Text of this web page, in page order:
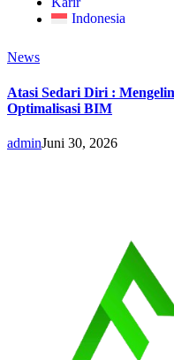
Indonesia
News
Atasi Sedari Diri :
Optimalisasi BIM
adminJuni 30, 2026